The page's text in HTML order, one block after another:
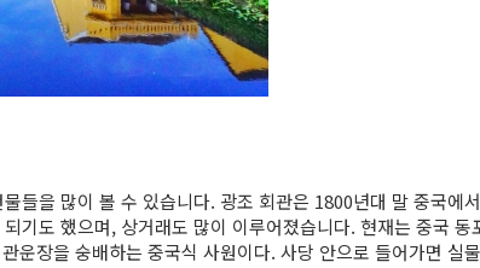
들을 많이 볼 수 있습니다. 광조 회관은 1800년대 말 중국에
기도 했으며, 상거래도 많이 이루어졌습니다. 현재는 중국
운장을 숭배하는 중국식 사원이다. 사당 안으로 들어가면 실